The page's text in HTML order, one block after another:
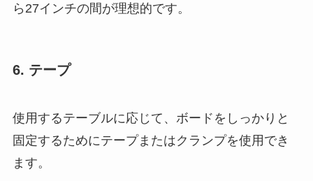
ら27インチの間が理想的です。
6. テープ
使用するテーブルに応じて、ボードをしっかりと
固定するためにテープまたはクランプを使用でき
ます。